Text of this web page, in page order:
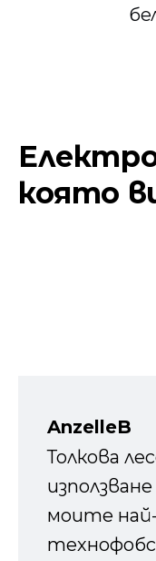
която
AnzelleB
Толкова
моите най-